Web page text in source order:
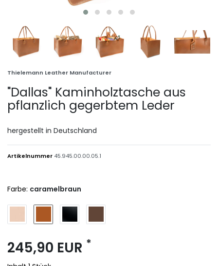
Thielemann Leather Manufacturer
"Dallas" Kaminholztasche aus
pflanzlich gegerbtem Leder
hergestellt in Deutschland
Artikelnummer 45.945.00.00.05.1
Farbe: caramelbraun
245,90 EUR *